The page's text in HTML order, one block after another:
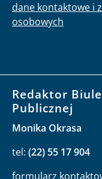
dane kontaktowe i
osobowych
Redaktor
Publicznej
Monika Okrasa
tel: (22) 55 17 904
formularz